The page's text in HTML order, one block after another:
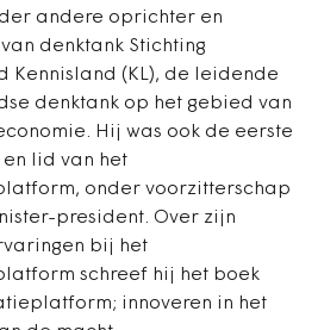
andere oprichter en
denktank Stichting
Kennisland (KL), de leidende
denktank op het gebied van
Hij was ook de eerste
lid van het
onder voorzitterschap
president. Over zijn
bij het
schreef hij het boek
innoveren in het